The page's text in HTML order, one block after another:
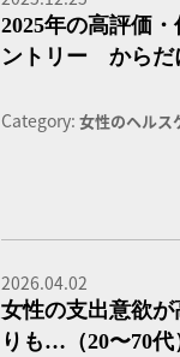
2025年の高評価
ントリー からだ
Category:女性のヘルス
2026.04.02
女性の支出意欲
りも…（20〜70代